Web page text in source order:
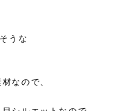
うな
なので、